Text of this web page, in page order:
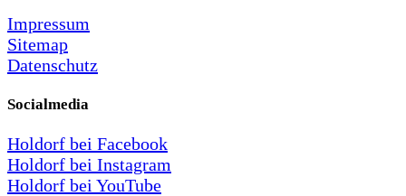
Impressum
Sitemap
Datenschutz
Socialmedia
Holdorf bei Facebook
Holdorf bei Instagram
Holdorf bei YouTube